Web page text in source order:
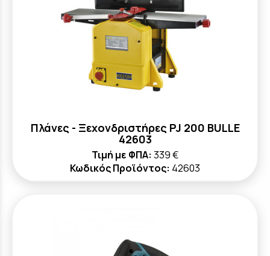
Πλάνες - Ξεχονδριστήρες PJ 200 BULLE
42603
Τιμή με ΦΠΑ: 339 €
Κωδικός Προϊόντος: 42603